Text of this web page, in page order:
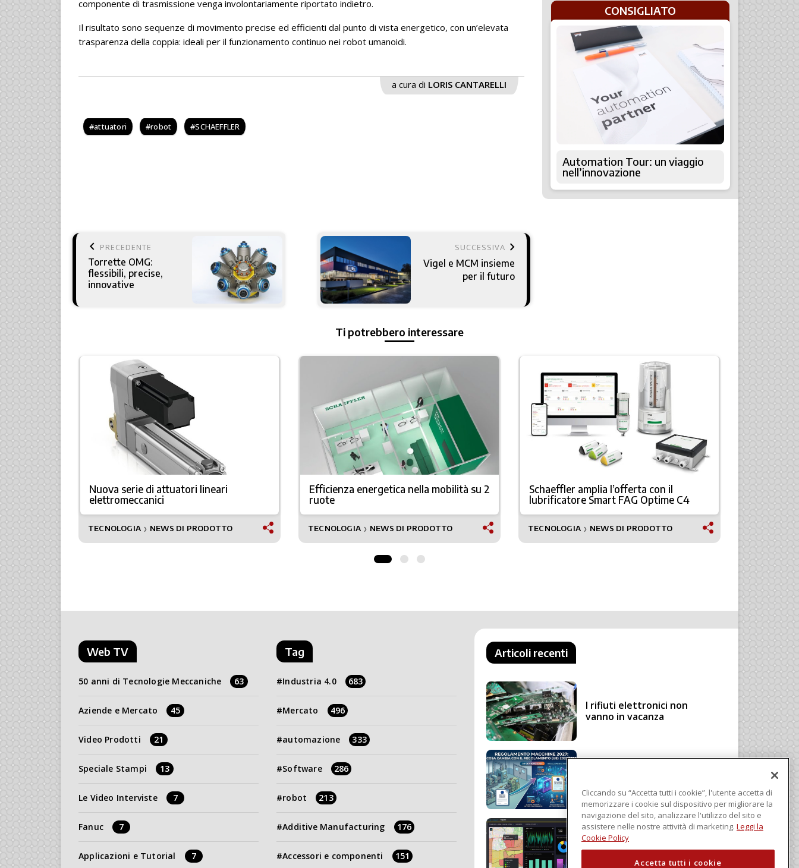
componente di trasmissione venga involontariamente riportato indietro.
Il risultato sono sequenze di movimento precise ed efficienti dal punto di vista energetico, con un’elevata
trasparenza della coppia: ideali per il funzionamento continuo nei robot umanoidi.
a cura di LORIS CANTARELLI
attuatori robot SCHAEFFLER
keyboard_arrow_left PRECEDENTE
Torrette OMG:
flessibili, precise,
innovative
SUCCESSIVA keyboard_arrow_right
Vigel e MCM insieme
per il futuro
CONSIGLIATO
Automation Tour: un viaggio
nell’innovazione
Ti potrebbero interessare
agili,
Nuova serie di attuatori lineari
elettromeccanici
TECNOLOGIA ❯ NEWS DI PRODOTTO
Efficienza energetica nella mobilità su 2
ruote
TECNOLOGIA ❯ NEWS DI PRODOTTO
Schaeffler amplia l’offerta con il
lubrificatore Smart FAG Optime C4
TECNOLOGIA ❯ NEWS DI PRODOTTO
EMO
Web TV
50 anni di Tecnologie Meccaniche 63
Aziende e Mercato 45
Video Prodotti 21
Speciale Stampi 13
Le Video Interviste 7
Fanuc 7
Applicazioni e Tutorial 7
Tag
Industria 4.0 683
Mercato 496
automazione 333
Software 286
robot 213
Additive Manufacturing 176
Accessori e componenti 151
Articoli recenti
I rifiuti elettronici non
vanno in vacanza
Regolamento Macchine
2023/1230
Schneider Electric, una
piattaforma di intelligenza
Cliccando su “Accetta tutti i cookie”, l'utente accetta di
memorizzare i cookie sul dispositivo per migliorare la
navigazione del sito, analizzare l'utilizzo del sito e
assistere nelle nostre attività di marketing. Leggi la
Cookie Policy
Accetta tutti i cookie